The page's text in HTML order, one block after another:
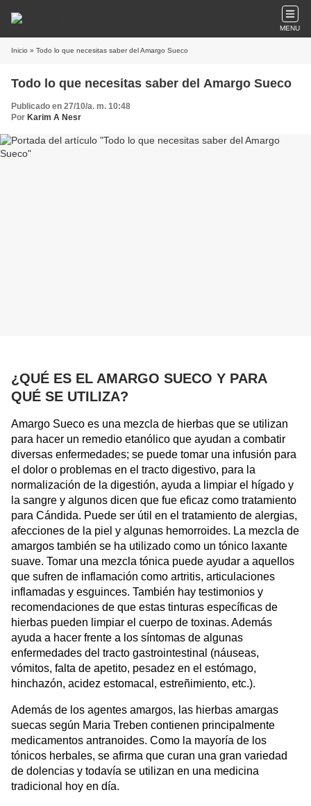
MENU
Inicio » Todo lo que necesitas saber del Amargo Sueco
Todo lo que necesitas saber del Amargo Sueco
Publicado en 27/10/a. m. 10:48
Por Karim A Nesr
¿QUÉ ES EL AMARGO SUECO Y PARA
QUÉ SE UTILIZA?
Amargo Sueco es una mezcla de hierbas que se utilizan
para hacer un remedio etanólico que ayudan a combatir
diversas enfermedades; se puede tomar una infusión para
el dolor o problemas en el tracto digestivo, para la
normalización de la digestión, ayuda a limpiar el hígado y
la sangre y algunos dicen que fue eficaz como tratamiento
para Cándida. Puede ser útil en el tratamiento de alergias,
afecciones de la piel y algunas hemorroides. La mezcla de
amargos también se ha utilizado como un tónico laxante
suave. Tomar una mezcla tónica puede ayudar a aquellos
que sufren de inflamación como artritis, articulaciones
inflamadas y esguinces. También hay testimonios y
recomendaciones de que estas tinturas específicas de
hierbas pueden limpiar el cuerpo de toxinas. Además
ayuda a hacer frente a los síntomas de algunas
enfermedades del tracto gastrointestinal (náuseas,
vómitos, falta de apetito, pesadez en el estómago,
hinchazón, acidez estomacal, estreñimiento, etc.).
Además de los agentes amargos, las hierbas amargas
suecas según Maria Treben contienen principalmente
medicamentos antranoides. Como la mayoría de los
tónicos herbales, se afirma que curan una gran variedad
de dolencias y todavía se utilizan en una medicina
tradicional hoy en día.